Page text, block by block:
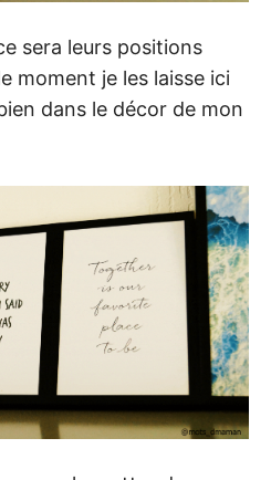
sera leurs positions
moment je les laisse ici
dans le décor de mon